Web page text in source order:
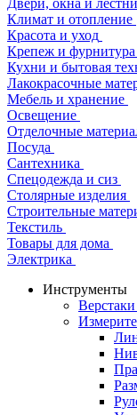
Климат и отопление
Красота и уход
Крепеж и фурнитура
Кухни и бытовая
Лакокрасочные
Мебель и хранение
Освещение
Отделочные
Посуда
Сантехника
Спецодежда и сиз
Столярные изделия
Строительные
Текстиль
Товары для дома
Электрика
Инструменты